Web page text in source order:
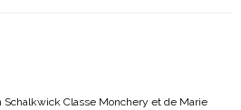
Schalkwick Classe Monchery et de Marie